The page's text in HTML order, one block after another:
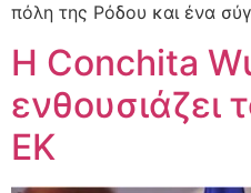
πόλη της Ρόδου και ένα
Η Conchita
ενθουσιάζει
ΕΚ